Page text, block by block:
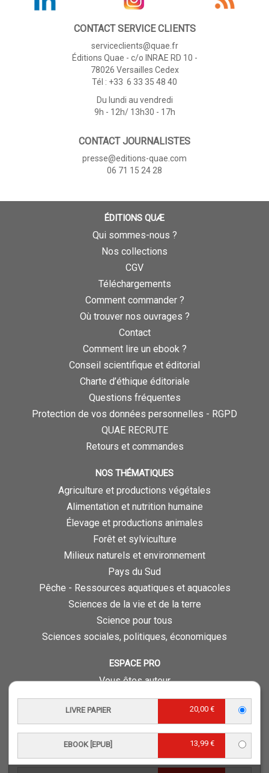
LIVRE PAPIER 20,00 €
EBOOK [EPUB] 13,99 €
CONTACT SERVICE CLIENTS
serviceclients@quae.fr
Éditions Quae - c/o INRAE RD 10 -
78026 Versailles Cedex
Tél : +33 6 33 35 48 40
Du lundi au vendredi
9h - 12h/ 13h30 - 17h
CONTACT JOURNALISTES
presse@editions-quae.com
06 71 15 24 28
ÉDITIONS QUÆ
Qui sommes-nous ?
Nos collections
CGV
Téléchargements
Comment commander ?
Où trouver nos ouvrages ?
Contact
Comment lire un ebook ?
Conseil scientifique et éditorial
Charte d’éthique éditoriale
Questions fréquentes
Protection de vos données personnelles - RGPD
QUAE RECRUTE
Retours et commandes
NOS THÉMATIQUES
Agriculture et productions végétales
Alimentation et nutrition humaine
Élevage et productions animales
Forêt et sylviculture
Milieux naturels et environnement
Pays du Sud
Pêche - Ressources aquatiques et aquacoles
Sciences de la vie et de la terre
Science pour tous
Sciences sociales, politiques, économiques
ESPACE PRO
Vous êtes auteur
Vous êtes journaliste
Vous êtes libraire
Foreign rights
Procédure d'évaluation